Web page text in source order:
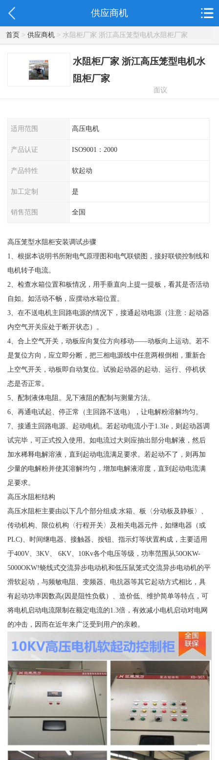
供应商机
首页> 供应商机> 水阻柜厂家 浙江高压笼型电机水阻柜厂家
水阻柜厂家 浙江高压笼型电机水
阻柜厂家
面议
适用范围 高压电机
产品认证 ISO9001：2000
产品特性 软起动
加工定制 是
销售范围 全国
高压笼型水阻柜安装调试步骤
1、根据本说明书所附电气原理图和电气联锁图，接好联锁控制线和
电机转子电流。
2、检查水箱位置和板情况，用手垂直向上提一提板，看其是否活动
自如。如活动不畅，应摆动水箱位置。
3、在不送电机主回路电源的情况下，接通起动电源（注意：起动器
内空气开关应处于断开状态）。
4、合上空气开关，动板应向复位方向移动——动板向上运动。若不
是复位方向，应立即分断，把三相电源线中任意两根倒相，重新合
上空气开关，动板即自动复位。试验起动器的起动、运行、停机状
态是否正常。
5、配制液体电阻。见下液阻的配制与测量方法。
6、再通电试起、停正常（主回路不送电），让电解粉溶解均匀。
7、接通主回路电源、起动电机。若起动电流小于1.3Ie，则起动器调
试完毕，可正式投入使用。如电流过大则应抽出部分电解液，然后
加水稀释电解溶液，直到起动电流满足要求。若起动不了，则再加
少量的电解粉并使其溶解均匀，增加电解液溶度，直到起动电流满
足要求。
高压水阻柜结构
高压水阻柜主要由以下几个部分组成:水箱、板〈分动板及静板〉、
传动机构、限位机构〈行程开关〉及相关电器元件，如继电器（或
PLC)、时间继电器、接触器、按钮、指示灯等状置构成，主要适用
于400V、3KV、 6KV、10Kv各个电压等级，功率范围从50OKW-
5000OKW!蛲线式交流异步电动机和低压鼠笼式交流异步电动机的平
滑软起动，与频敏电阻、变频器、电抗器等其它起动方式相比，具
有起动功率因数高(因是阻性负载）、造价低、维护简单等特点，可
将电机启动电流限制在额定电流的1.3倍，有效减小电机启动对电网
的冲击，因而在近年来广泛受到用户的亲赖。